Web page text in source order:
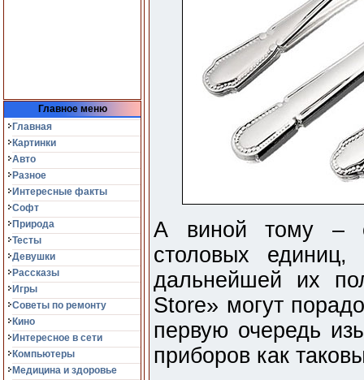
Главное меню
Главная
Картинки
Авто
Разное
Интересные факты
Софт
Природа
Тесты
Девушки
Рассказы
Игры
Советы по ремонту
Кино
Интересное в сети
Компьютеры
Медицина и здоровье
А виной тому –
столовых
дальнейшей их
Store» могут
первую очередь
приборов как